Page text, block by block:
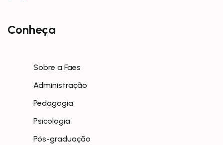
Conheça
Sobre a Faes
Administração
Pedagogia
Psicologia
Pós-graduação